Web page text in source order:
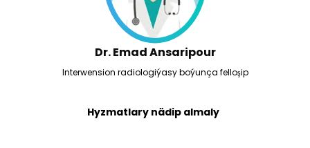
Dr. Emad Ansaripour
Interwension radiologiýasy boýunça felloşip
Hyzmatlary nädip almaly